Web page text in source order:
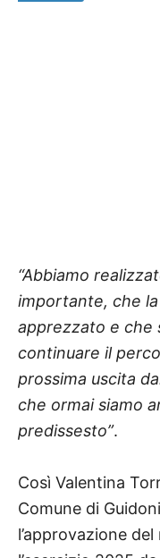
“Abbiamo
importante, che
apprezzato e
continuare il
prossima uscita
che ormai siamo
predissesto”.
Così Valentina
Comune di
l’approvazione